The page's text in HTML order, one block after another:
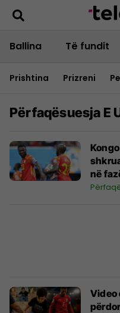
Ballina Të fundit
Prishtina Prizreni
Përfaqësuesja E
në
Video